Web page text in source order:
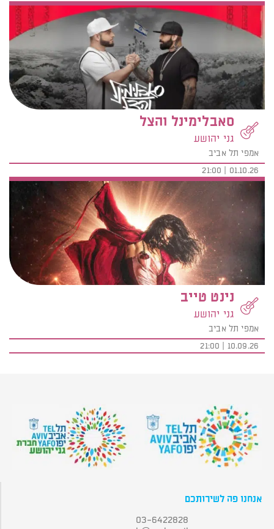
סאבלימינל והצל
גני יהושע
אמפי תל אביב
01.10.26 | 21:00
נינט טייב
גני יהושע
אמפי תל אביב
10.09.26 | 21:00
אנחנו פה לשירותכם
03-6422828